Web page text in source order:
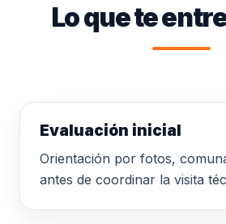
Lo que te
Evaluación inicial
Orientación por fotos,
antes de coordinar la visita